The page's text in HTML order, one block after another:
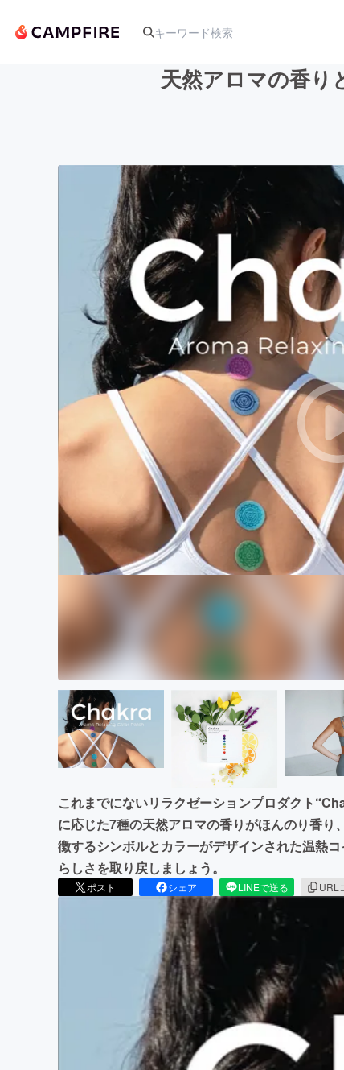
アート・写真
テクノロジー・ガジェット
映像・映画
ビジネス・起業
まちづくり・地域活性化
天然アロマの香り
これまでにないリラクゼーションプロダクト
に応じた7種の天然アロマの香りがほんのり香
徴するシンボルとカラーがデザインされた温熱
らしさを取り戻しましょう。
ポスト シェア LINEで送る URL